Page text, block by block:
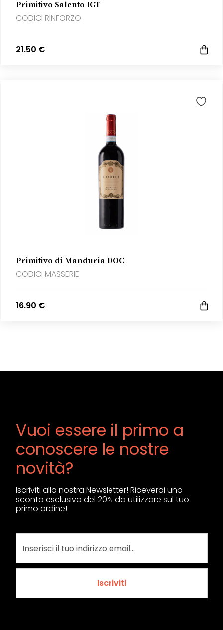
Primitivo Salento IGT
CODICI RINFORZO
21.50 €
Primitivo di Manduria DOC
CODICI MASSERIE
16.90 €
Vuoi essere il primo a
conoscere le nostre
novità?
Iscriviti alla nostra Newsletter! Riceverai uno
sconto esclusivo del 20% da utilizzare sul tuo
primo ordine!
Iscriviti